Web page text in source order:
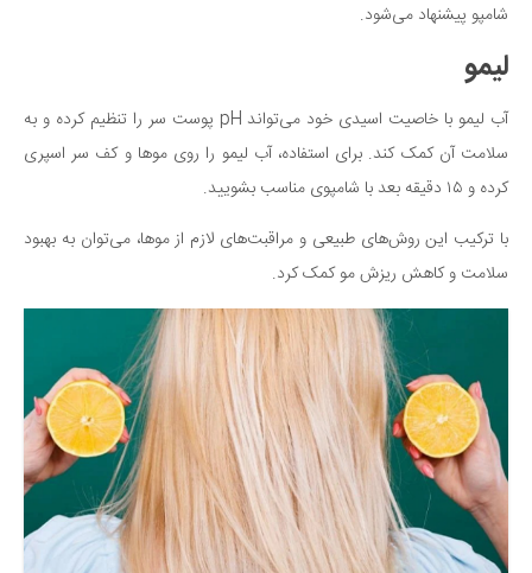
شامپو پیشنهاد می‌شود.
لیمو
آب لیمو با خاصیت اسیدی خود می‌تواند pH پوست سر را تنظیم کرده و به
سلامت آن کمک کند. برای استفاده، آب لیمو را روی موها و کف سر اسپری
کرده و ۱۵ دقیقه بعد با شامپوی مناسب بشویید.
با ترکیب این روش‌های طبیعی و مراقبت‌های لازم از موها، می‌توان به بهبود
سلامت و کاهش ریزش مو کمک کرد.